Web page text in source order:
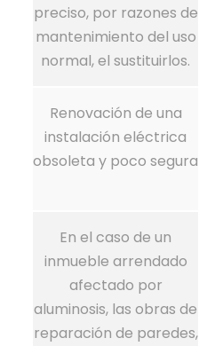
preciso, por razones de
mantenimiento del uso
normal, el sustituirlos.
Renovación de una
instalación eléctrica
obsoleta y poco segura
En el caso de un
inmueble arrendado
afectado por
aluminosis, las obras de
reparación de paredes,